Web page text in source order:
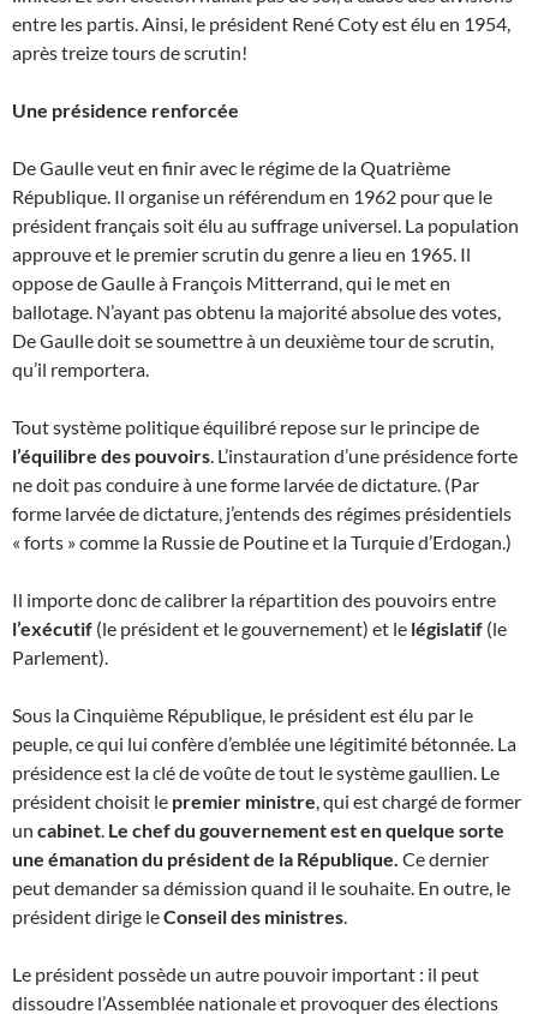
entre les partis. Ainsi, le président René Coty est élu en 1954,
après treize tours de scrutin!
Une présidence renforcée
De Gaulle veut en finir avec le régime de la Quatrième
République. Il organise un référendum en 1962 pour que le
président français soit élu au suffrage universel. La population
approuve et le premier scrutin du genre a lieu en 1965. Il
oppose de Gaulle à François Mitterrand, qui le met en
ballotage. N’ayant pas obtenu la majorité absolue des votes,
De Gaulle doit se soumettre à un deuxième tour de scrutin,
qu’il remportera.
Tout système politique équilibré repose sur le principe de
l’équilibre des pouvoirs. L’instauration d’une présidence forte
ne doit pas conduire à une forme larvée de dictature. (Par
forme larvée de dictature, j’entends des régimes présidentiels
« forts » comme la Russie de Poutine et la Turquie d’Erdogan.)
Il importe donc de calibrer la répartition des pouvoirs entre
l’exécutif (le président et le gouvernement) et le législatif (le
Parlement).
Sous la Cinquième République, le président est élu par le
peuple, ce qui lui confère d’emblée une légitimité bétonnée. La
présidence est la clé de voûte de tout le système gaullien. Le
président choisit le premier ministre, qui est chargé de former
un cabinet. Le chef du gouvernement est en quelque sorte
une émanation du président de la République. Ce dernier
peut demander sa démission quand il le souhaite. En outre, le
président dirige leConseil des ministres.
Le président possède un autre pouvoir important : il peut
dissoudre l’Assemblée nationale et provoquer des élections